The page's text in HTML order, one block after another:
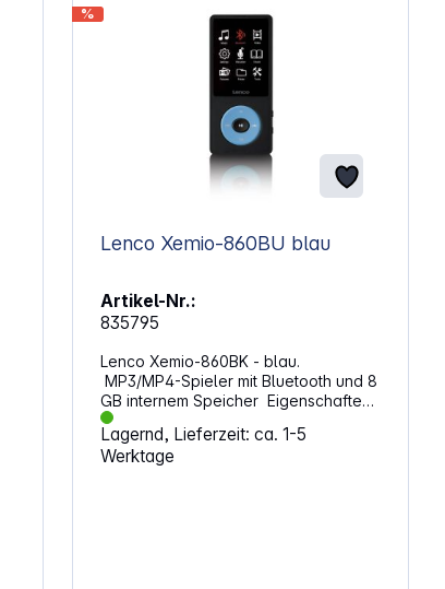
%
Lenco Xemio-860BU blau
Artikel-Nr.:
835795
Lenco Xemio-860BK - blau.
MP3/MP4-Spieler mit Bluetooth und 8
GB internem Speicher Eigenschaften:
Bluetooth 5.3 2,4” (6,1 cm) TFT LCD
Bildschirm 8 GB interner Speicher E-
Book Funktion (unterstützt TXT
Lagernd, Lieferzeit: ca. 1-5
Werktage